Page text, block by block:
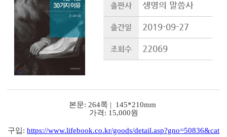
출판사 생명의 말씀사
출간일 2019-09-27
조회수 22069
본문: 264쪽 | 145*210mm
가격: 15,000원
구입: https://www.lifebook.co.kr/goods/detail.asp?gno=50836&cat